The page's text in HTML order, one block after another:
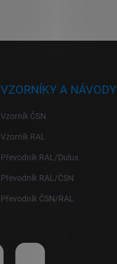
VZORNÍKY A NÁVODY
Vzorník ČSN
Vzorník RAL
Převodník RAL/Dulux
Převodník RAL/ČSN
Převodník ČSN/RAL